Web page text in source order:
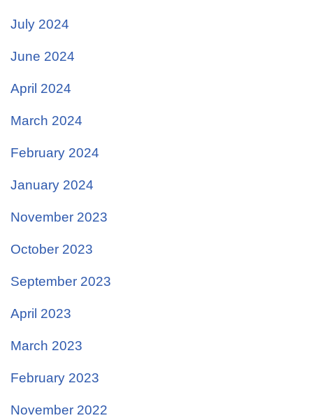
July 2024
June 2024
April 2024
March 2024
February 2024
January 2024
November 2023
October 2023
September 2023
April 2023
March 2023
February 2023
November 2022